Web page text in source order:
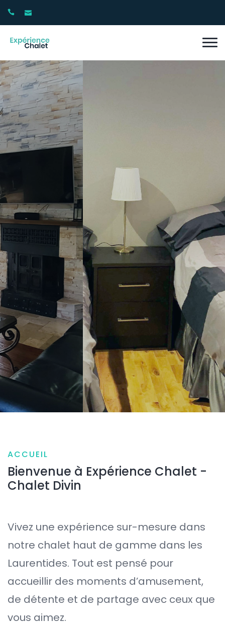
CHALET DE LUXE AVEC 4 CHAMBRES
ACCUEIL
Bienvenue à Expérience Chalet -
Chalet Divin
Vivez une expérience sur-mesure dans
notre chalet haut de gamme dans les
Laurentides. Tout est pensé pour
accueillir des moments d’amusement,
de détente et de partage avec ceux que
vous aimez.